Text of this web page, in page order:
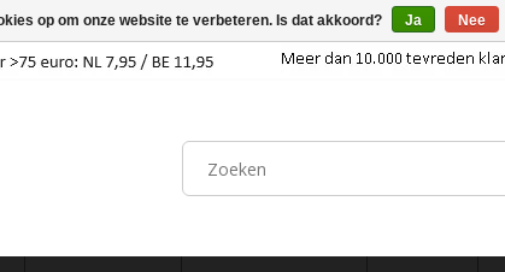
op om onze website te verbeteren. Is dat akkoord? Ja Nee